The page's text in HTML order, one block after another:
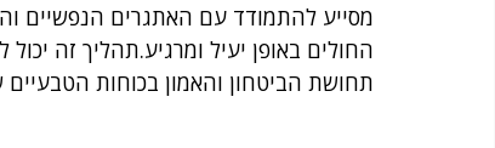
מסייע להתמודד עם האתגרים הנפשיים
החולים באופן יעיל ומרגיע.תהליך זה
תחושת הביטחון והאמון בכוחות